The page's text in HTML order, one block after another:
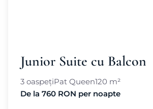
Junior Suite cu Balcon
3 oaspețiPat Queen120 m²
De la 760 RON per noapte